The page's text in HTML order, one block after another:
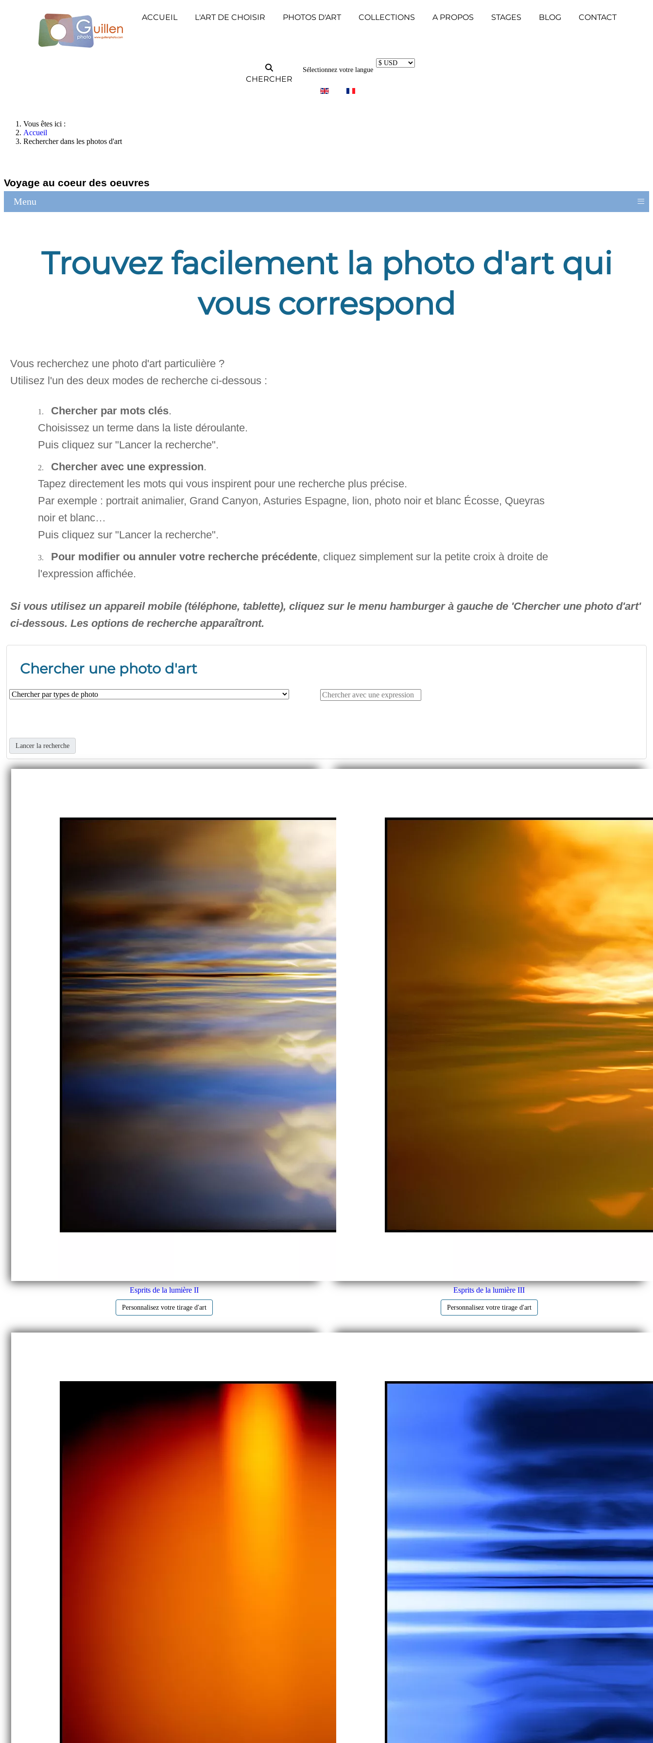
ACCUEIL L'ART DE CHOISIR PHOTOS D'ART COLLECTIONS A PROPOS STAGES BLOG CONTACT
CHERCHER
Sélectionnez votre langue
Vous êtes ici :
Accueil
Rechercher dans les photos d'art
Voyage au coeur des oeuvres
Menu ≡
Trouvez facilement la photo d'art qui
vous correspond
Vous recherchez une photo d'art particulière ?
Utilisez l'un des deux modes de recherche ci-dessous :
Chercher par mots clés.
Choisissez un terme dans la liste déroulante.
Puis cliquez sur "Lancer la recherche".
Chercher avec une expression.
Tapez directement les mots qui vous inspirent pour une recherche plus précise.
Par exemple : portrait animalier, Grand Canyon, Asturies Espagne, lion, photo noir et blanc Écosse, Queyras
noir et blanc…
Puis cliquez sur "Lancer la recherche".
Pour modifier ou annuler votre recherche précédente, cliquez simplement sur la petite croix à droite de
l'expression affichée.
Si vous utilisez un appareil mobile (téléphone, tablette), cliquez sur le menu hamburger à gauche de 'Chercher une photo d'art'
ci-dessous. Les options de recherche apparaîtront.
Chercher une photo d'art
Esprits de la lumière II
Personnalisez votre tirage d'art
Esprits de la lumière III
Personnalisez votre tirage d'art